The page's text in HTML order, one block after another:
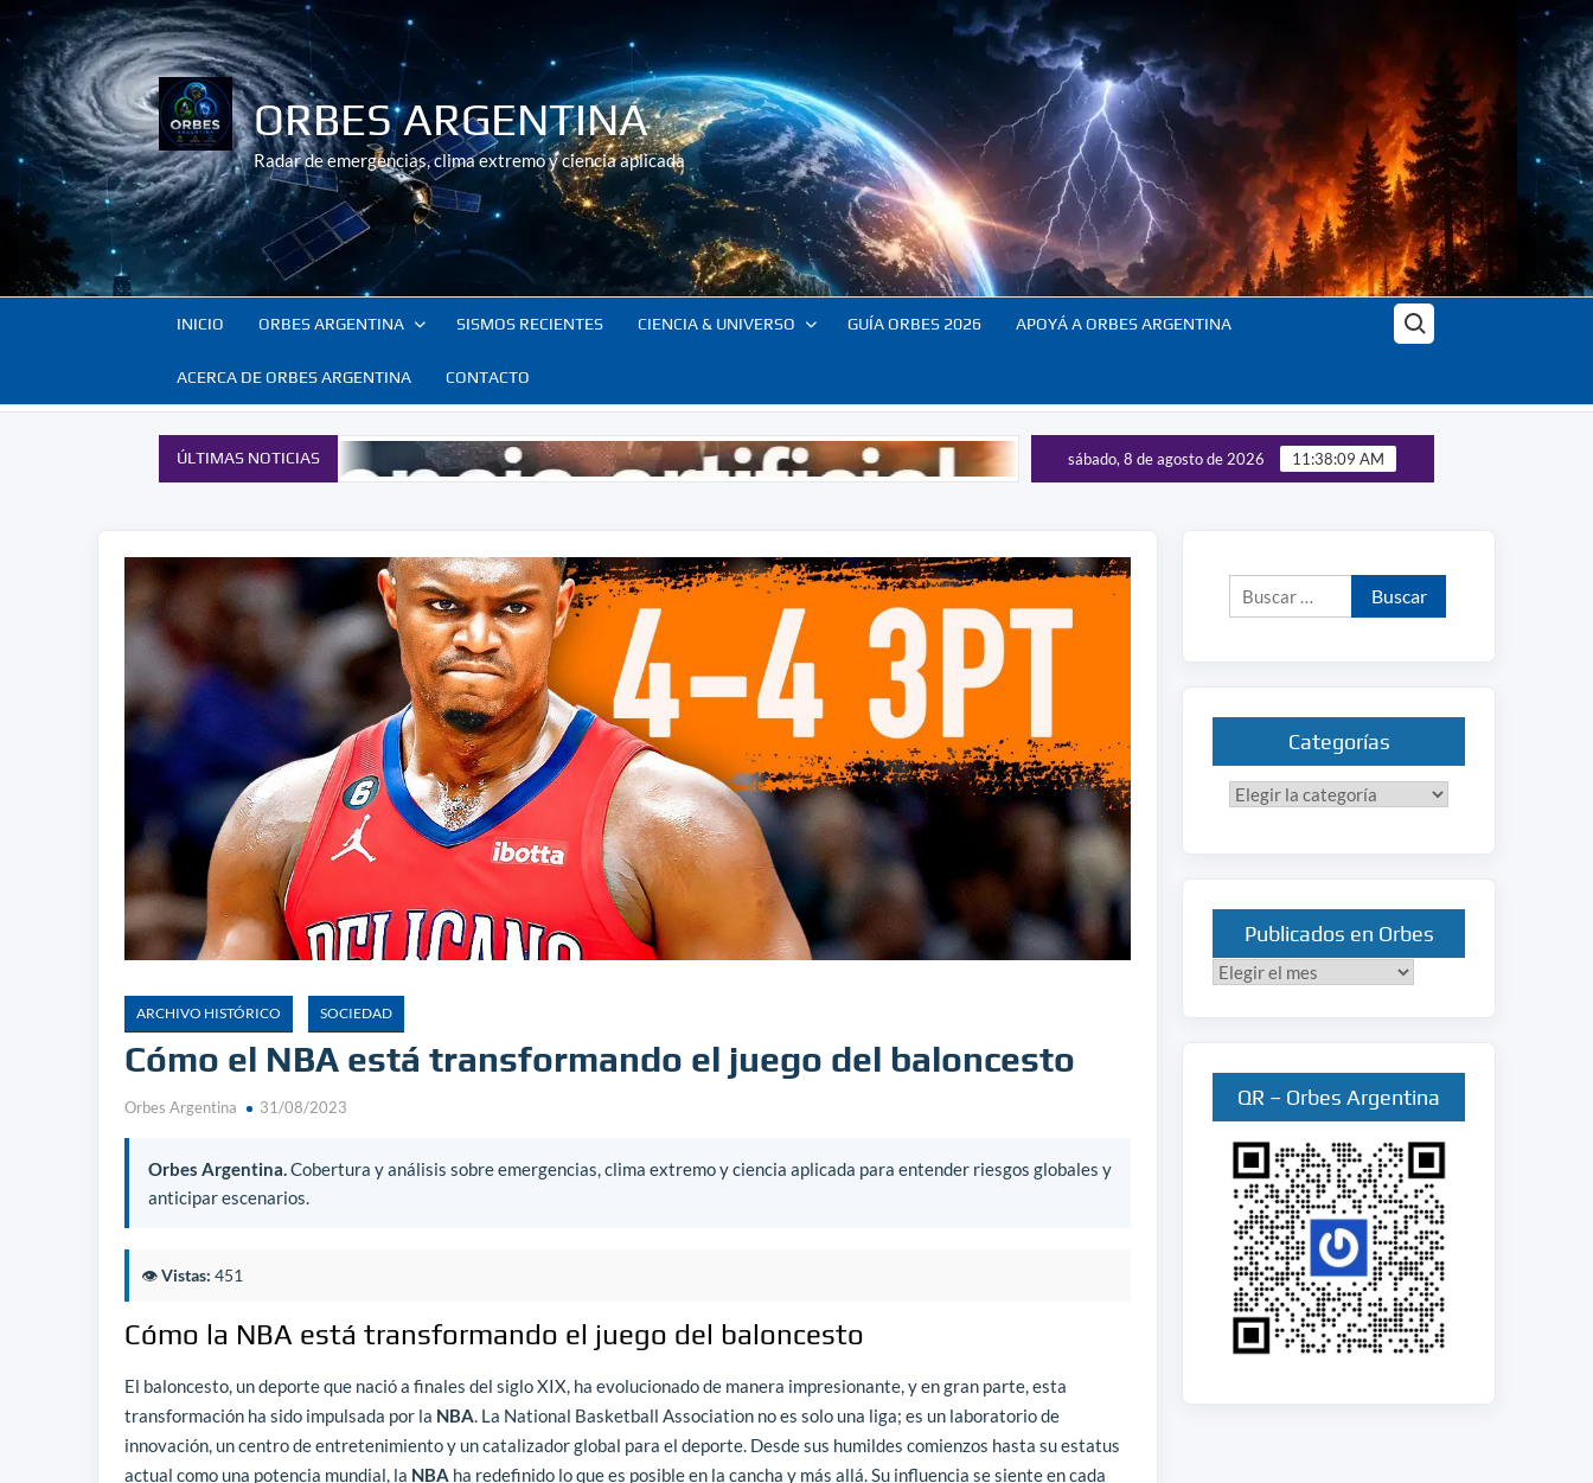
Saltar
al
contenido
ORBES ARGENTINA
Radar de emergencias, clima extremo y ciencia aplicada
INICIO ORBES ARGENTINA SISMOS RECIENTES CIENCIA & UNIVERSO GUÍA ORBES 2026 APOYÁ A ORBES ARGENTINA
ACERCA DE ORBES ARGENTINA CONTACTO
Buscar:
ÚLTIMAS NOTICIAS sábado, 8 de agosto de 2026 11:38:11 AM
ARCHIVO HISTÓRICO SOCIEDAD
Cómo el NBA está transformando el juego del baloncesto
Orbes Argentina 31/08/2023
Orbes Argentina.Cobertura y análisis sobre emergencias, clima extremo y ciencia aplicada para entender riesgos globales y
anticipar escenarios.
👁️Vistas: 451
Cómo la NBA está transformando el juego del baloncesto
El baloncesto, un deporte que nació a finales del siglo XIX, ha evolucionado de manera impresionante, y en gran parte, esta
transformación ha sido impulsada por la NBA. La National Basketball Association no es solo una liga; es un laboratorio de
innovación, un centro de entretenimiento y un catalizador global para el deporte. Desde sus humildes comienzos hasta su estatus
actual como una potencia mundial, la NBA ha redefinido lo que es posible en la cancha y más allá. Su influencia se siente en cada
Buscar:
Categorías
Categorías
Publicados en Orbes
Publicados
QR – Orbes Argentina